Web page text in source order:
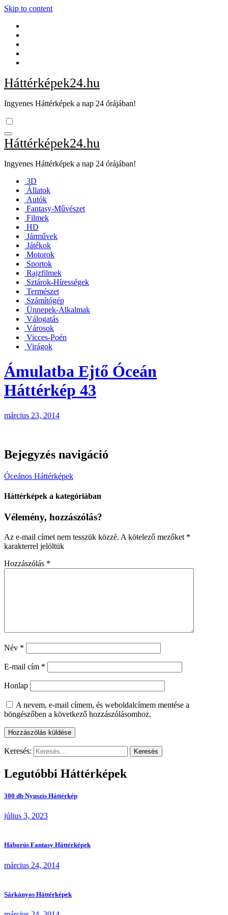
Skip to content
Háttérképek24.hu
Ingyenes Háttérképek a nap 24 órájában!
Háttérképek24.hu
Ingyenes Háttérképek a nap 24 órájában!
3D
Állatok
Autók
Fantasy-Művészet
Filmek
HD
Járművek
Játékok
Motorok
Sportok
Rajzfilmek
Sztárok-Hírességek
Természet
Számítógép
Ünnepek-Alkalmak
Válogatás
Városok
Vicces-Poén
Virágok
Ámulatba Ejtő Óceán
Háttérkép 43
március 23, 2014
Bejegyzés navigáció
Óceános Háttérképek
Háttérképek a kategóriában
Vélemény, hozzászólás?
Az e-mail címet nem tesszük közzé. A kötelező mezőket *
karakterrel jelöltük
Hozzászólás *
Név *
E-mail cím *
Honlap
A nevem, e-mail címem, és weboldalcímem mentése a
böngészőben a következő hozzászólásomhoz.
Keresés:
Legutóbbi Háttérképek
300 db Nyuszis Háttérkép
július 3, 2023
Háborús Fantasy Háttérképek
március 24, 2014
Sárkányos Háttérképek